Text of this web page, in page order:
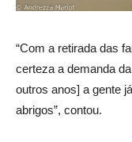
“Com a retirada das
certeza a demanda
outros anos] a gente
abrigos”, contou.